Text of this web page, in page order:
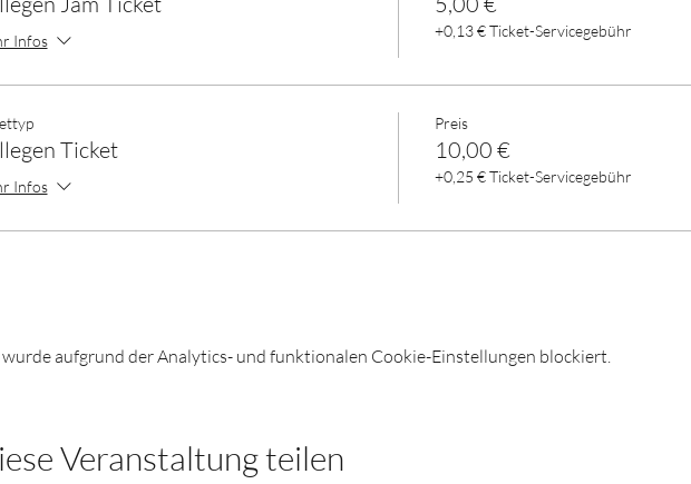
Infos
+0,13 € Ticket-Servicegebühr
Ticket
Infos
Preis
10,00 €
+0,25 € Ticket-Servicegebühr
aufgrund der Analytics- und funktionalen Cookie-Einstellungen blockiert.
Veranstaltung teilen